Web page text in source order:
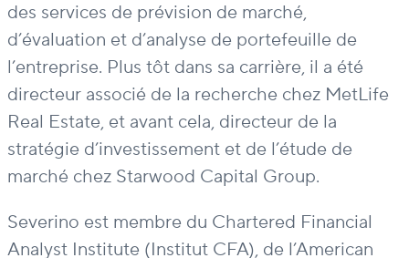
des services de prévision de marché,
d’évaluation et d’analyse de portefeuille de
l’entreprise. Plus tôt dans sa carrière, il a été
directeur associé de la recherche chez MetLife
Real Estate, et avant cela, directeur de la
stratégie d’investissement et de l’étude de
marché chez Starwood Capital Group.
Severino est membre du Chartered Financial
Analyst Institute (Institut CFA), de l’American